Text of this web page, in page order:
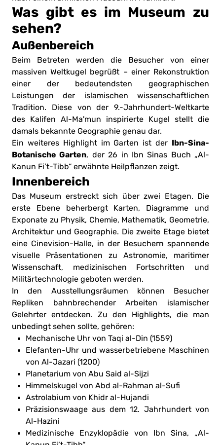
Was gibt es im Museum zu
sehen?
Außenbereich
Beim Betreten werden die Besucher von einer
massiven Weltkugel begrüßt – einer Rekonstruktion
einer der bedeutendsten geographischen
Leistungen der islamischen wissenschaftlichen
Tradition. Diese von der 9.-Jahrhundert-Weltkarte
des Kalifen Al-Ma'mun inspirierte Kugel stellt die
damals bekannte Geographie genau dar.
Ein weiteres Highlight im Garten ist der Ibn-Sina-
Botanische Garten, der 26 in Ibn Sinas Buch „Al-
Kanun Fi’t-Tibb“ erwähnte Heilpflanzen zeigt.
Innenbereich
Das Museum erstreckt sich über zwei Etagen. Die
erste Ebene beherbergt Karten, Diagramme und
Exponate zu Physik, Chemie, Mathematik, Geometrie,
Architektur und Geographie. Die zweite Etage bietet
eine Cinevision-Halle, in der Besuchern spannende
visuelle Präsentationen zu Astronomie, maritimer
Wissenschaft, medizinischen Fortschritten und
Militärtechnologie geboten werden.
In den Ausstellungsräumen können Besucher
Repliken bahnbrechender Arbeiten islamischer
Gelehrter entdecken. Zu den Highlights, die man
unbedingt sehen sollte, gehören:
Mechanische Uhr von Taqi al-Din (1559)
Elefanten-Uhr und wasserbetriebene Maschinen
von Al-Jazari (1200)
Planetarium von Abu Said al-Sijzi
Himmelskugel von Abd al-Rahman al-Sufi
Astrolabium von Khidr al-Hujandi
Präzisionswaage aus dem 12. Jahrhundert von
Al-Hazini
Medizinische Enzyklopädie von Ibn Sina, „Al-